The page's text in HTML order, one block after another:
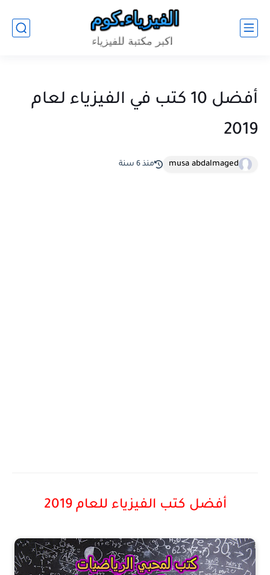
أفضل 10 كتب في الفيزياء لعام
2019
musa abdalmaged منذ 6 سنة
أفضل كتب الفيزياء للعام 2019